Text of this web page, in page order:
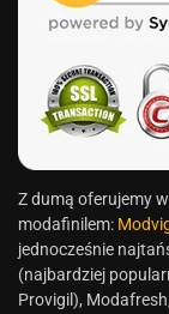
Z dumą oferujemy
modafinilem:
jednocześnie
(najbardziej
Provigil),